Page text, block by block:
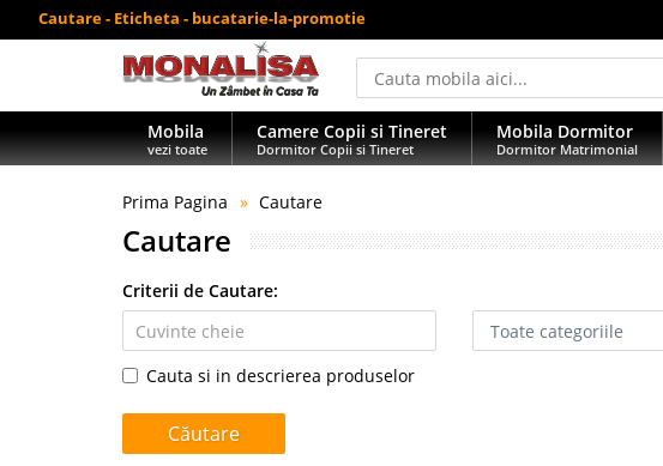
Cautare - Eticheta - bucatarie-la-promotie
Mobila
vezi toate
Camere Copii si Tineret
Dormitor Copii si Tineret
Mobila Dormitor
Dormitor Matrimonial
Prima Pagina Cautare
Cautare
Criterii de Cautare:
Cauta si in descrierea produselor